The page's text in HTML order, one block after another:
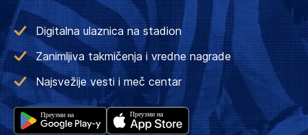
Digitalna ulaznica na stadion
Zanimljiva takmičenja i vredne nagrade
Najsvežije vesti i meč centar